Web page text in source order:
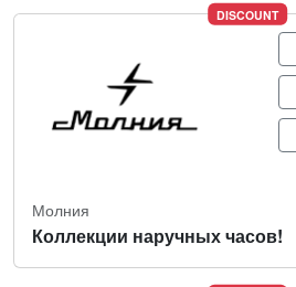
DISCOUNT
Молния
Коллекции наручных часов!